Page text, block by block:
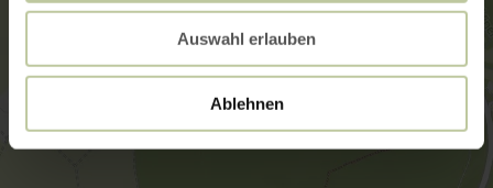
Auswahl erlauben
Ablehnen